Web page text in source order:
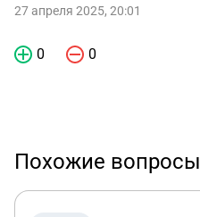
27 апреля 2025, 20:01
0 0
Похожие вопросы